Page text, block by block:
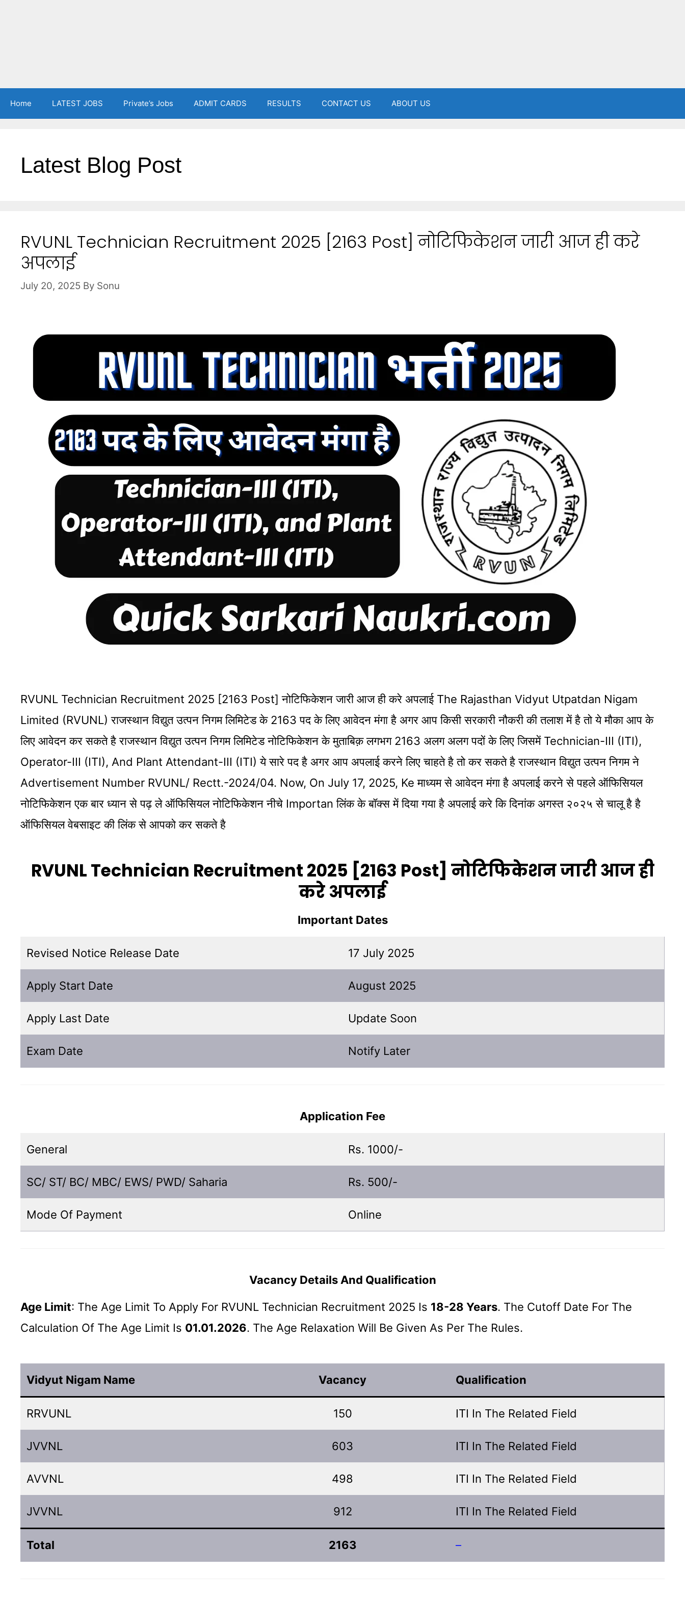
Home LATEST JOBS Private’s Jobs ADMIT CARDS RESULTS CONTACT US ABOUT US
Latest Blog Post
RVUNL Technician Recruitment 2025 [2163 Post] नोटिफिकेशन जारी आज ही करे
अपलाई
July 20, 2025 By Sonu
RVUNL Technician Recruitment 2025 [2163 Post] नोटिफिकेशन जारी आज ही करे अपलाई The Rajasthan Vidyut Utpatdan Nigam
Limited (RVUNL) राजस्थान विद्युत उत्पन निगम लिमिटेड के 2163 पद के लिए आवेदन मंगा है अगर आप किसी सरकारी नौकरी की तलाश में है तो ये मौका आप के
लिए आवेदन कर सकते है राजस्थान विद्युत उत्पन निगम लिमिटेड नोटिफिकेशन के मुताबिक़ लगभग 2163 अलग अलग पदों के लिए जिसमें Technician-III (ITI),
Operator-III (ITI), And Plant Attendant-III (ITI) ये सारे पद है अगर आप अपलाई करने लिए चाहते है तो कर सकते है राजस्थान विद्युत उत्पन निगम ने
Advertisement Number RVUNL/ Rectt.-2024/04. Now, On July 17, 2025, Ke माध्यम से आवेदन मंगा है अपलाई करने से पहले ऑफिसियल
नोटिफिकेशन एक बार ध्यान से पढ़ ले ऑफिसियल नोटिफिकेशन नीचे Importan लिंक के बॉक्स में दिया गया है अपलाई करे कि दिनांक अगस्त २०२५ से चालू है है
ऑफिसियल वेबसाइट की लिंक से आपको कर सकते है
RVUNL Technician Recruitment 2025 [2163 Post] नोटिफिकेशन जारी आज ही
करे अपलाई
Important Dates
Revised Notice Release Date 17 July 2025
Apply Start Date August 2025
Apply Last Date Update Soon
Exam Date Notify Later
Application Fee
General Rs. 1000/-
SC/ ST/ BC/ MBC/ EWS/ PWD/ Saharia Rs. 500/-
Mode Of Payment Online
Vacancy Details And Qualification
Age Limit: The Age Limit To Apply For RVUNL Technician Recruitment 2025 Is 18-28 Years. The Cutoff Date For The
Calculation Of The Age Limit Is 01.01.2026. The Age Relaxation Will Be Given As Per The Rules.
Vidyut Nigam Name Vacancy Qualification
RRVUNL 150 ITI In The Related Field
JVVNL 603 ITI In The Related Field
AVVNL 498 ITI In The Related Field
JVVNL 912 ITI In The Related Field
Total 2163 –